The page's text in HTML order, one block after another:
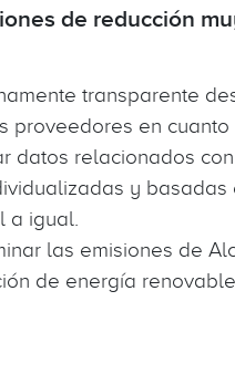
de reducción
transparente
proveedores en
datos relacionados
y basadas
a igual.
las emisiones de
de energía